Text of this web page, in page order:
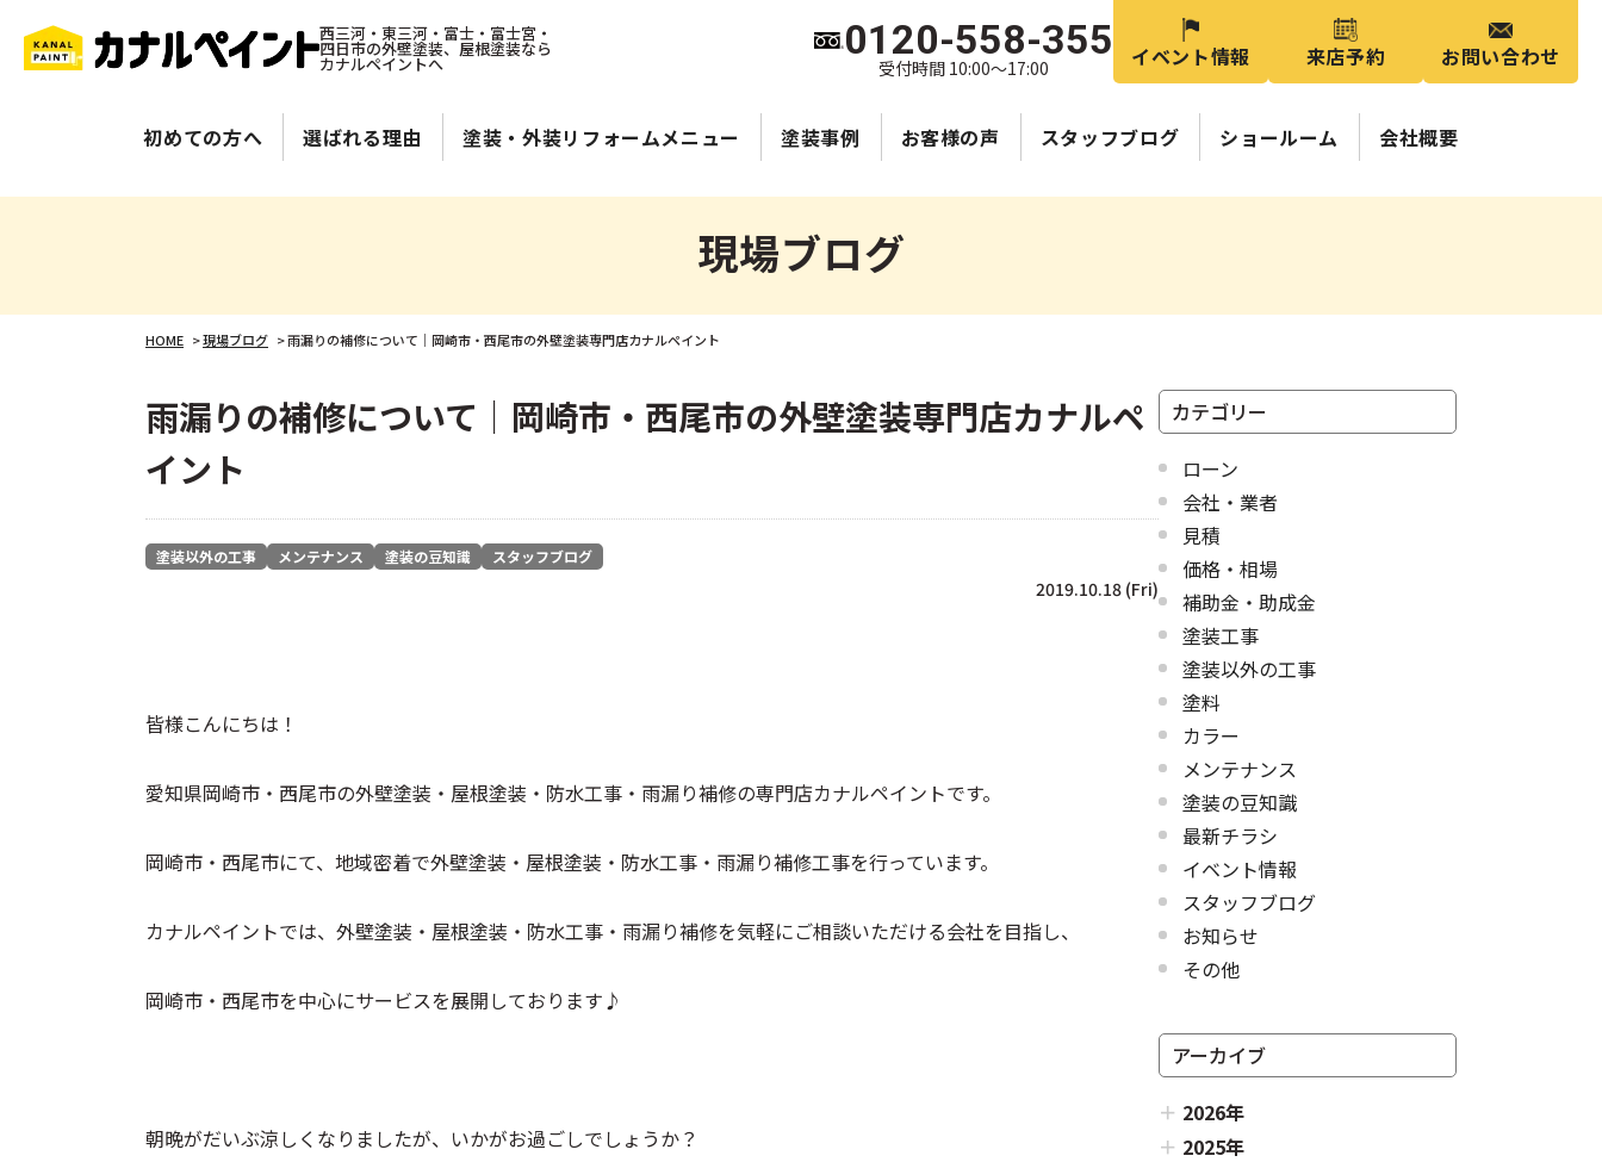
西三河・東三河・富士・富士宮・
四日市の外壁塗装、屋根塗装なら
カナルペイントへ 0120-558-355
受付時間 10:00～17:00 イベント情報 来店予約 お問い合わせ
初めての方へ 選ばれる理由 塗装・外装リフォームメニュー 塗装事例 お客様の声 スタッフブログ ショールーム 会社概要
現場ブログ
HOME >現場ブログ >雨漏りの補修について｜岡崎市・西尾市の外壁塗装専門店カナルペイント
雨漏りの補修について｜岡崎市・西尾市の外壁塗装専門店カナルペ
イント
塗装以外の工事 メンテナンス 塗装の豆知識 スタッフブログ
2019.10.18 (Fri)
皆様こんにちは！
愛知県岡崎市・西尾市の外壁塗装・屋根塗装・防水工事・雨漏り補修の専門店カナルペイントです。
岡崎市・西尾市にて、地域密着で外壁塗装・屋根塗装・防水工事・雨漏り補修工事を行っています。
カナルペイントでは、外壁塗装・屋根塗装・防水工事・雨漏り補修を気軽にご相談いただける会社を目指し、
岡崎市・西尾市を中心にサービスを展開しております♪
朝晩がだいぶ涼しくなりましたが、いかがお過ごしでしょうか？
カテゴリー
ローン
会社・業者
見積
価格・相場
補助金・助成金
塗装工事
塗装以外の工事
塗料
カラー
メンテナンス
塗装の豆知識
最新チラシ
イベント情報
スタッフブログ
お知らせ
その他
アーカイブ
2026年
2025年